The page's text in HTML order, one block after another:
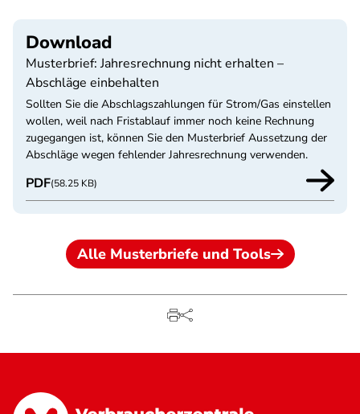
Download
Musterbrief: Jahresrechnung nicht erhalten –
Abschläge einbehalten
Sollten Sie die Abschlagszahlungen für Strom/Gas einstellen
wollen, weil nach Fristablauf immer noch keine Rechnung
zugegangen ist, können Sie den Musterbrief Aussetzung der
Abschläge wegen fehlender Jahresrechnung verwenden.
PDF(58.25 KB)
Alle Musterbriefe und Tools